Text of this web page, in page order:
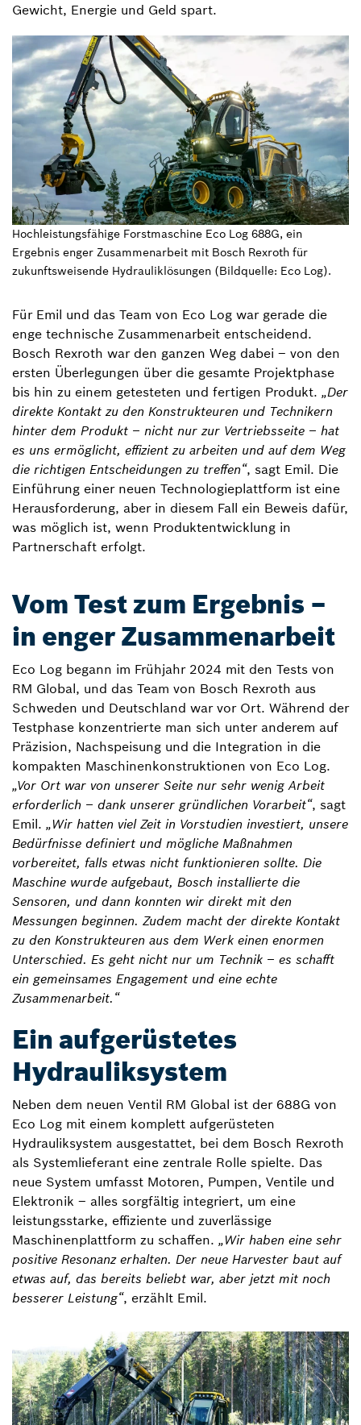
Gewicht, Energie und Geld spart.
Hochleistungsfähige Forstmaschine Eco Log 688G, ein
Ergebnis enger Zusammenarbeit mit Bosch Rexroth für
zukunftsweisende Hydrauliklösungen (Bildquelle: Eco Log).
Für Emil und das Team von Eco Log war gerade die
enge technische Zusammenarbeit entscheidend.
Bosch Rexroth war den ganzen Weg dabei – von den
ersten Überlegungen über die gesamte Projektphase
bis hin zu einem getesteten und fertigen Produkt. „Der
direkte Kontakt zu den Konstrukteuren und Technikern
hinter dem Produkt – nicht nur zur Vertriebsseite – hat
es uns ermöglicht, effizient zu arbeiten und auf dem Weg
die richtigen Entscheidungen zu treffen“, sagt Emil. Die
Einführung einer neuen Technologieplattform ist eine
Herausforderung, aber in diesem Fall ein Beweis dafür,
was möglich ist, wenn Produktentwicklung in
Partnerschaft erfolgt.
Vom Test zum Ergebnis –
in enger Zusammenarbeit
Eco Log begann im Frühjahr 2024 mit den Tests von
RM Global, und das Team von Bosch Rexroth aus
Schweden und Deutschland war vor Ort. Während der
Testphase konzentrierte man sich unter anderem auf
Präzision, Nachspeisung und die Integration in die
kompakten Maschinenkonstruktionen von Eco Log.
„Vor Ort war von unserer Seite nur sehr wenig Arbeit
erforderlich – dank unserer gründlichen Vorarbeit“, sagt
Emil. „Wir hatten viel Zeit in Vorstudien investiert, unsere
Bedürfnisse definiert und mögliche Maßnahmen
vorbereitet, falls etwas nicht funktionieren sollte. Die
Maschine wurde aufgebaut, Bosch installierte die
Sensoren, und dann konnten wir direkt mit den
Messungen beginnen. Zudem macht der direkte Kontakt
zu den Konstrukteuren aus dem Werk einen enormen
Unterschied. Es geht nicht nur um Technik – es schafft
ein gemeinsames Engagement und eine echte
Zusammenarbeit.“
Ein aufgerüstetes
Hydrauliksystem
Neben dem neuen Ventil RM Global ist der 688G von
Eco Log mit einem komplett aufgerüsteten
Hydrauliksystem ausgestattet, bei dem Bosch Rexroth
als Systemlieferant eine zentrale Rolle spielte. Das
neue System umfasst Motoren, Pumpen, Ventile und
Elektronik – alles sorgfältig integriert, um eine
leistungsstarke, effiziente und zuverlässige
Maschinenplattform zu schaffen. „Wir haben eine sehr
positive Resonanz erhalten. Der neue Harvester baut auf
etwas auf, das bereits beliebt war, aber jetzt mit noch
besserer Leistung“, erzählt Emil.